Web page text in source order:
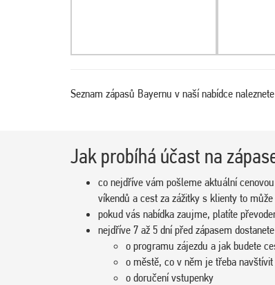
Seznam zápasů Bayernu v naší nabídce naleznete
Jak probíhá účast na
co nejdříve vám pošleme aktuální
víkendů a cest za zážitky s klienty to
pokud vás nabídka zaujme, platíte
nejdříve 7 až 5 dní před zápasem
o programu zájezdu a jak budete
o městě, co v něm je třeba
o doručení vstupenky